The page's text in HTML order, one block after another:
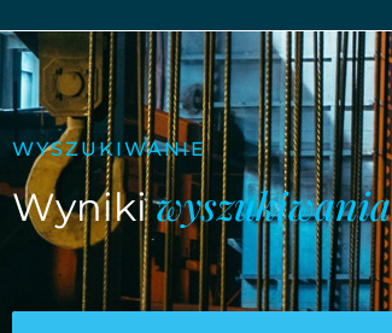
WYSZUKIWANIE
Wynikiwyszukiwania